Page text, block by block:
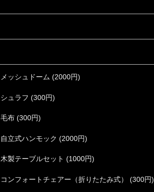
メッシュドーム (2000円)
シュラフ (300円)
毛布 (300円)
自立式ハンモック (2000円)
木製テーブルセット (1000円)
コンフォートチェアー（折りたたみ式） (300円)